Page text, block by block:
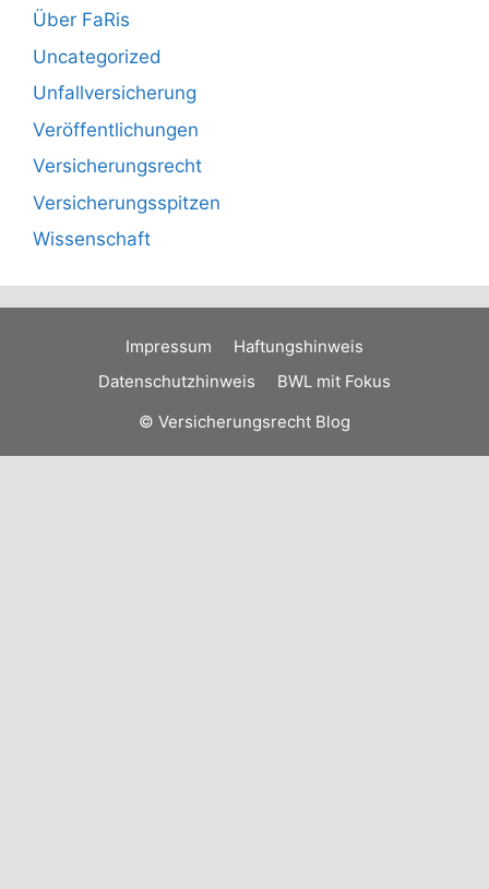
Über FaRis
Uncategorized
Unfallversicherung
Veröffentlichungen
Versicherungsrecht
Versicherungsspitzen
Wissenschaft
Impressum
Haftungshinweis
Datenschutzhinweis
BWL mit Fokus
© Versicherungsrecht Blog